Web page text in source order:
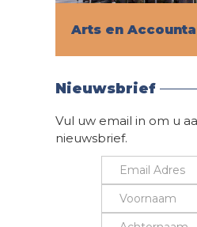
Arts en
Nieuwsbrief
Vul uw email in om u
nieuwsbrief.